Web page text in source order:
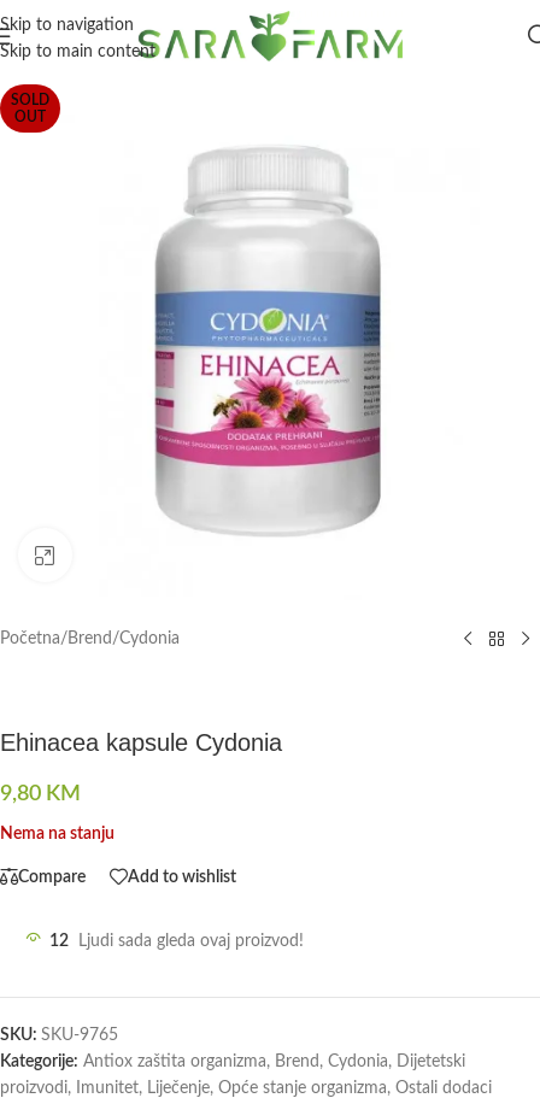
Skip to navigation
Skip to main content
SOLD
OUT
Početna/ Brend /Cydonia
Ehinacea kapsule Cydonia
9,80 KM
Nema na stanju
Compare Add to wishlist
12 Ljudi sada gleda ovaj proizvod!
SKU: SKU-9765
Kategorije: Antiox zaštita organizma, Brend , Cydonia, Dijetetski
proizvodi, Imunitet, Liječenje, Opće stanje organizma, Ostali dodaci